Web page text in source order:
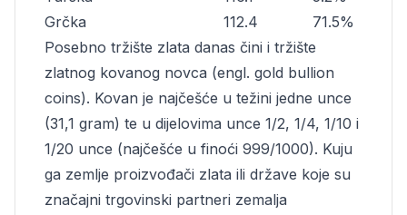
Grčka
112.4
71.5%
Posebno tržište zlata danas čini i tržište
zlatnog kovanog novca (engl. gold bullion
coins). Kovan je najčešće u težini jedne unce
(31,1 gram) te u dijelovima unce 1/2, 1/4, 1/10 i
1/20 unce (najčešće u finoći 999/1000). Kuju
ga zemlje proizvođači zlata ili države koje su
značajni trgovinski partneri zemalja